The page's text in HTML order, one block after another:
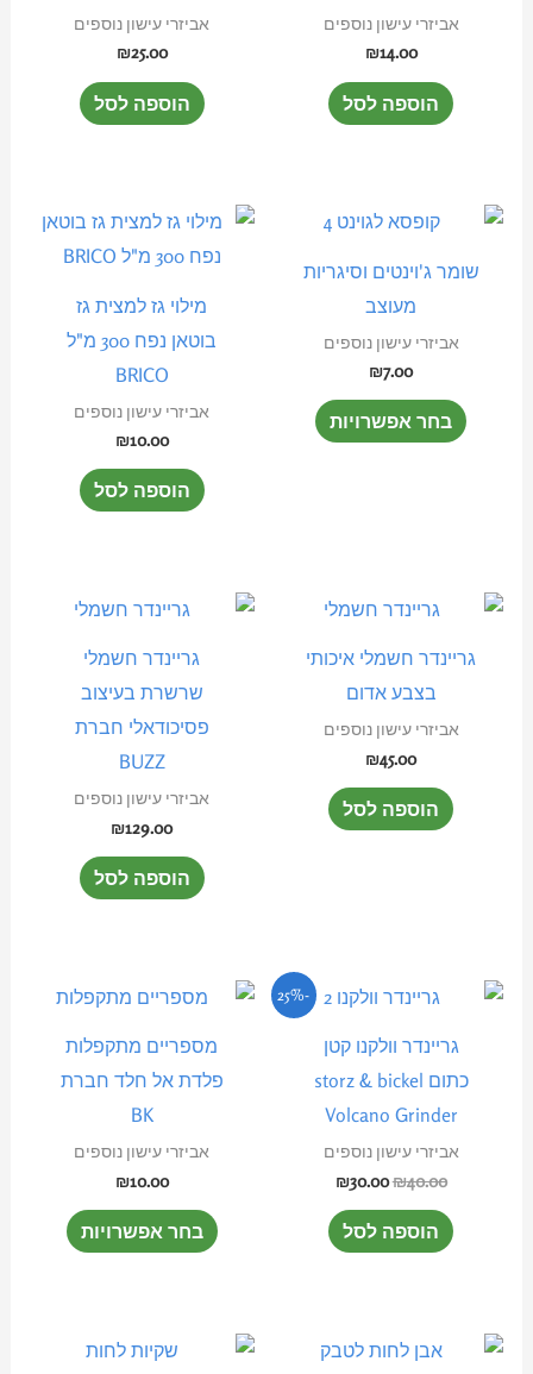
אביזרי עישון נוספים
₪14.00
הוספה לסל
אביזרי עישון נוספים
₪25.00
הוספה לסל
שומר ג'וינטים וסיגריות
מעוצב
אביזרי עישון נוספים
₪7.00
בחר אפשרויות לבחור
מילוי גז למצית גז
בוטאן נפח 300 מ"ל
BRICO
אביזרי עישון נוספים
₪10.00
הוספה לסל
גריינדר חשמלי איכותי
בצבע אדום
אביזרי עישון נוספים
₪45.00
הוספה לסל
גריינדר חשמלי
שרשרת בעיצוב
פסיכודאלי חברת
BUZZ
אביזרי עישון נוספים
₪129.00
הוספה לסל
-25%
גריינדר וולקנו קטן
כתום storz & bickel
Volcano Grinder
אביזרי עישון נוספים
₪40.00
המחיר
המקורי
₪40.00.
₪30.00
המחיר
הנוכחי
₪30.00.
הוספה לסל
מספריים מתקפלות
פלדת אל חלד חברת
BK
אביזרי עישון נוספים
₪10.00
בחר אפשרויות
למוצר
את